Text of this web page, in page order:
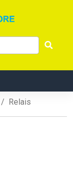
Relais